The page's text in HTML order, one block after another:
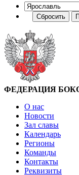
ФЕДЕРАЦИЯ
О нас
Новости
Зал славы
Календарь
Регионы
Команды
Контакты
Реквизиты